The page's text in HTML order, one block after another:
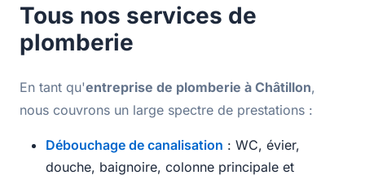
Tous nos services de
plomberie
En tant qu'entreprise de plomberie à Châtillon,
nous couvrons un large spectre de prestations :
Débouchage de canalisation : WC, évier,
douche, baignoire, colonne principale et